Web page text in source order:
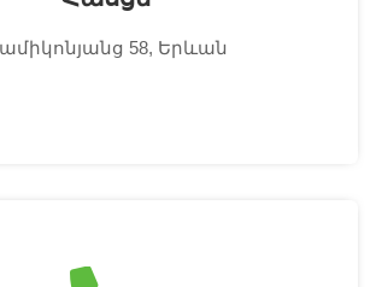
58, Երևան